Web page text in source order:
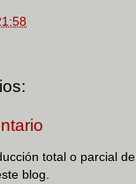
total o parcial de
blog.